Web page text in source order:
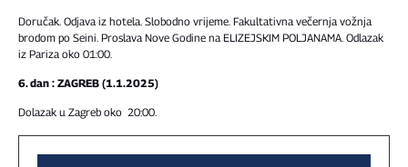
Doručak. Odjava iz hotela. Slobodno vrijeme. Fakultativna večernja vožnja
brodom po Seini. Proslava Nove Godine na ELIZEJSKIM POLJANAMA. Odlazak
iz Pariza oko 01:00.
6. dan : ZAGREB (1.1.2025)
Dolazak u Zagreb oko 20:00.